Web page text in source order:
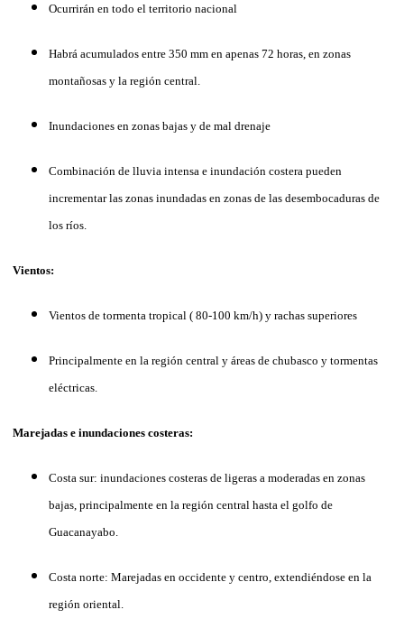
Ocurrirán en todo el territorio nacional
Habrá acumulados entre 350 mm en apenas 72 horas, en zonas
montañosas y la región central.
Inundaciones en zonas bajas y de mal drenaje
Combinación de lluvia intensa e inundación costera pueden
incrementar las zonas inundadas en zonas de las desembocaduras de
los ríos.
Vientos:
Vientos de tormenta tropical ( 80-100 km/h) y rachas superiores
Principalmente en la región central y áreas de chubasco y tormentas
eléctricas.
Marejadas e inundaciones costeras:
Costa sur: inundaciones costeras de ligeras a moderadas en zonas
bajas, principalmente en la región central hasta el golfo de
Guacanayabo.
Costa norte: Marejadas en occidente y centro, extendiéndose en la
región oriental.